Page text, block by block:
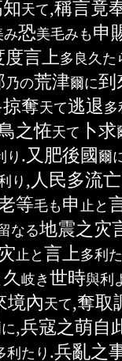
天て,稱言竟
み恐美毛みも申
度言上多良久た
乃の荒津爾に到
掠奪天て逃退多
之恠天て 卜求
り .又肥後國 爾
り ,人民多流亡
等毛も申 止 と
なる地震之灾
止 と 言上 多利
久 岐き 世時與利
境內天て,奪取
に,兵寇之萌自
利 たり .兵亂之